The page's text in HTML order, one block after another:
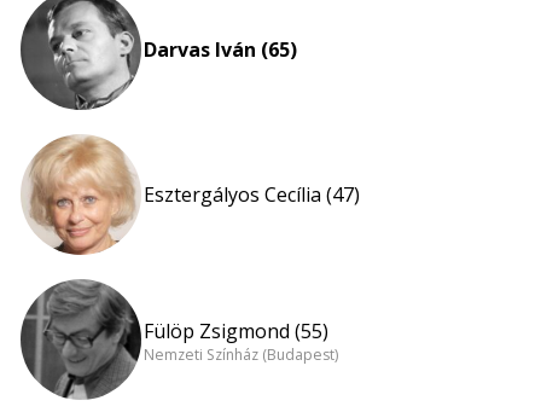
Darvas Iván (65)
Esztergályos Cecília (47)
Fülöp Zsigmond (55)
Nemzeti Színház (Budapest)